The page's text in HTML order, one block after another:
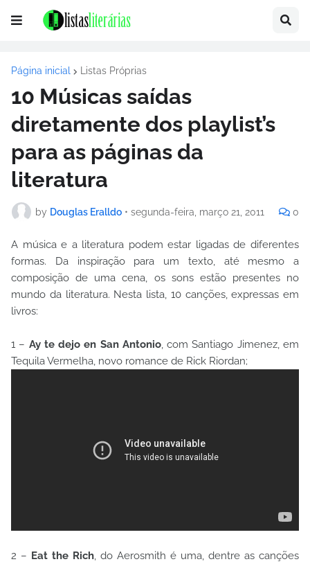
Página inicial Listas Próprias
10 Músicas saídas
diretamente dos playlist’s
para as páginas da
literatura
by Douglas Eralldo • segunda-feira, março 21, 2011 0
A música e a literatura podem estar ligadas de diferentes
formas. Da inspiração para um texto, até mesmo a
composição de uma cena, os sons estão presentes no
mundo da literatura. Nesta lista, 10 canções, expressas em
livros:
1 – Ay te dejo en San Antonio, com Santiago Jimenez, em
Tequila Vermelha, novo romance de Rick Riordan;
2 – Eat the Rich, do Aerosmith é uma, dentre as canções